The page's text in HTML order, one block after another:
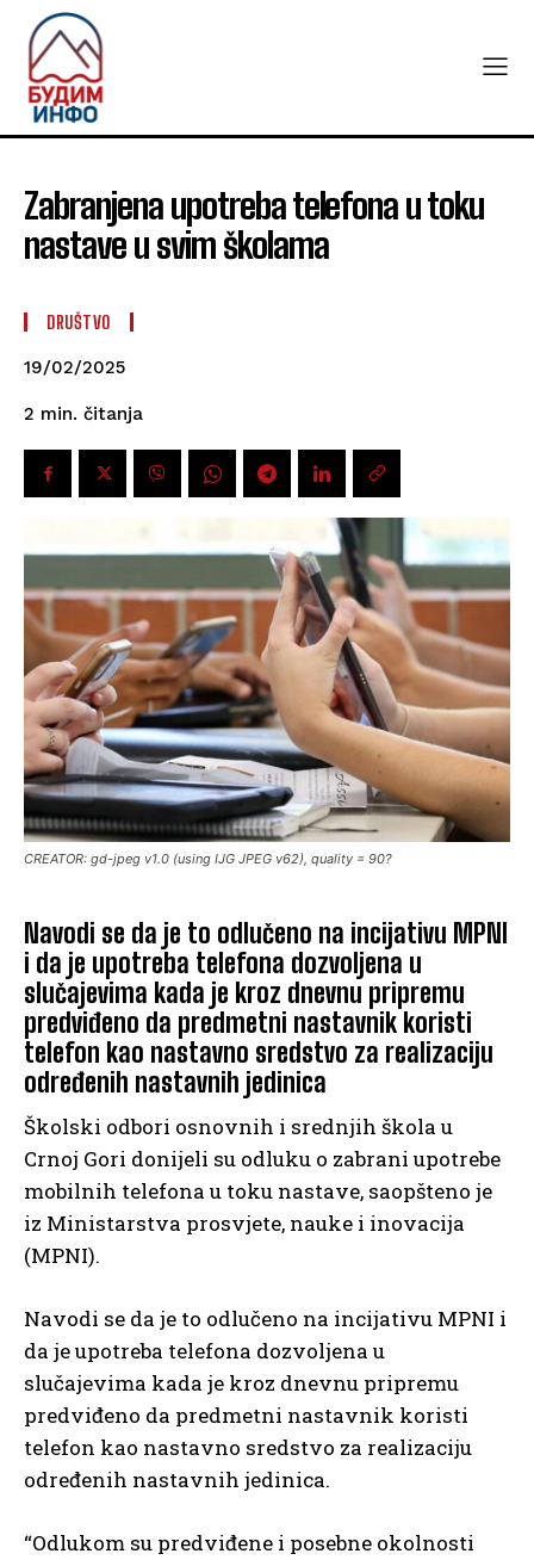
Zabranjena upotreba telefona u toku
nastave u svim školama
DRUŠTVO
19/02/2025
2 min. čitanja
CREATOR: gd-jpeg v1.0 (using IJG JPEG v62), quality = 90?
Navodi se da je to odlučeno na incijativu MPNI
i da je upotreba telefona dozvoljena u
slučajevima kada je kroz dnevnu pripremu
predviđeno da predmetni nastavnik koristi
telefon kao nastavno sredstvo za realizaciju
određenih nastavnih jedinica
Školski odbori osnovnih i srednjih škola u
Crnoj Gori donijeli su odluku o zabrani upotrebe
mobilnih telefona u toku nastave, saopšteno je
iz Ministarstva prosvjete, nauke i inovacija
(MPNI).
Navodi se da je to odlučeno na incijativu MPNI i
da je upotreba telefona dozvoljena u
slučajevima kada je kroz dnevnu pripremu
predviđeno da predmetni nastavnik koristi
telefon kao nastavno sredstvo za realizaciju
određenih nastavnih jedinica.
“Odlukom su predviđene i posebne okolnosti